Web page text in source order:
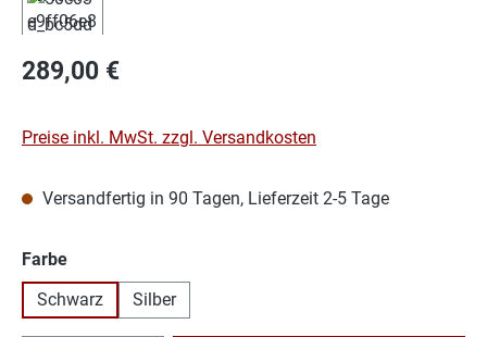
Regulärer Preis:
289,00 €
Preise inkl. MwSt. zzgl. Versandkosten
Versandfertig in 90 Tagen, Lieferzeit 2-5 Tage
Farbeauswählen
Schwarz
Silber